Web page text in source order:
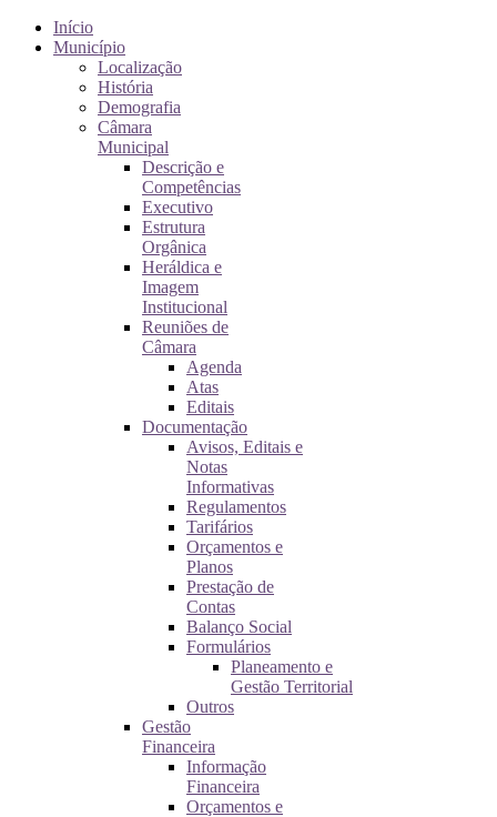
Início
Município
Localização
História
Demografia
Câmara
Municipal
Descrição e
Competências
Executivo
Estrutura
Orgânica
Heráldica e
Imagem
Institucional
Reuniões de
Câmara
Agenda
Atas
Editais
Documentação
Avisos, Editais e
Notas
Informativas
Regulamentos
Tarifários
Orçamentos e
Planos
Prestação de
Contas
Balanço Social
Formulários
Planeamento e
Gestão Territorial
Outros
Gestão
Financeira
Informação
Financeira
Orçamentos e